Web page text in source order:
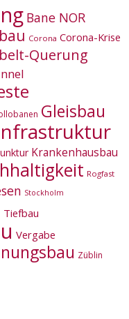
Bane NOR
Corona Corona-Krise
Querung
Gleisbau
Krankenhausbau
Rogfast
Stockholm
Tiefbau
Vergabe
Züblin